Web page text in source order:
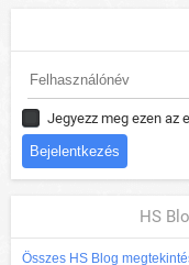
Jegyezz meg ezen az
HS
Összes HS Blog